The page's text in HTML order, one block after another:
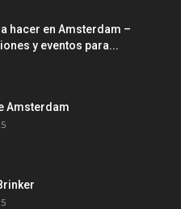
hacer en Amsterdam –
y eventos para...
Amsterdam